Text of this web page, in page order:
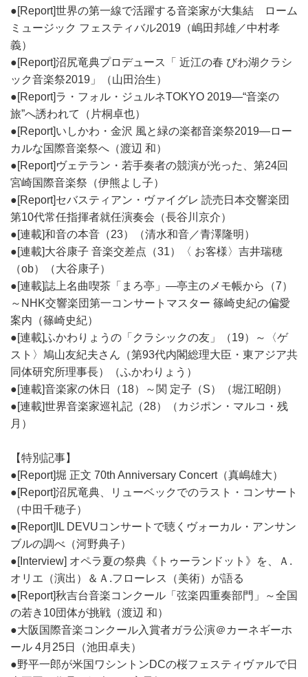
●[Report]世界の第一線で活躍する音楽家が大集結 ローム
ミュージック フェスティバル2019（嶋田邦雄／中村孝
義）
●[Report]沼尻竜典プロデュース「 近江の春 びわ湖クラシ
ック音楽祭2019」（山田治生）
●[Report]ラ・フォル・ジュルネTOKYO 2019―“音楽の
旅”へ誘われて（片桐卓也）
●[Report]いしかわ・金沢 風と緑の楽都音楽祭2019―ロー
カルな国際音楽祭へ（渡辺 和）
●[Report]ヴェテラン・若手奏者の競演が光った、第24回
宮崎国際音楽祭（伊熊よし子）
●[Report]セバスティアン・ヴァイグレ 読売日本交響楽団
第10代常任指揮者就任演奏会（長谷川京介）
●[連載]和音の本音（23）（清水和音／青澤隆明）
●[連載]大谷康子 音楽交差点（31）〈 お客様〉吉井瑞穂
（ob）（大谷康子）
●[連載]誌上名曲喫茶「まろ亭」―亭主のメモ帳から（7）
～NHK交響楽団第一コンサートマスター 篠崎史紀の偏愛
案内（篠崎史紀）
●[連載]ふかわりょうの「クラシックの友」（19）～〈ゲ
スト〉鳩山友紀夫さん（第93代内閣総理大臣・東アジア共
同体研究所理事長）（ふかわりょう）
●[連載]音楽家の休日（18）～関 定子（S）（堀江昭朗）
●[連載]世界音楽家巡礼記（28）（カジポン・マルコ・残
月）
【特別記事】
●[Report]堀 正文 70th Anniversary Concert（真嶋雄大）
●[Report]沼尻竜典、リューベックでのラスト・コンサート
（中田千穂子）
●[Report]IL DEVUコンサートで聴くヴォーカル・アンサン
ブルの調べ（河野典子）
●[Interview] オペラ夏の祭典《トゥーランドット》を、Ａ.
オリエ（演出）＆Ａ.フローレス（美術）が語る
●[Report]秋吉台音楽コンクール「弦楽四重奏部門」～全国
の若き10団体が挑戦（渡辺 和）
●大阪国際音楽コンクール入賞者ガラ公演＠カーネギーホ
ール 4月25日（池田卓夫）
●野平一郎が米国ワシントンDCの桜フェスティヴァルで日